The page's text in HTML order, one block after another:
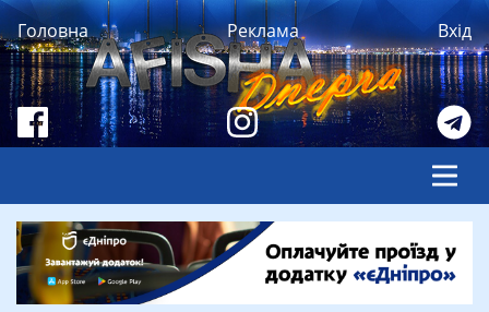
Головна Реклама Вхід